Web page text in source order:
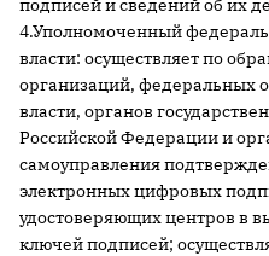
подписей и сведений об их
4.Уполномоченный
власти: осуществляет по
организаций, федеральных
власти, органов
Российской Федерации и
самоуправления
электронных цифровых
удостоверяющих центров в
ключей подписей;